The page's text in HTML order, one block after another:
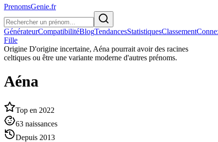
PrenomsGenie.fr
GénérateurCompatibilitéBlogTendancesStatistiquesClassement
Fille
Origine D'origine incertaine, Aéna pourrait avoir des racines
celtiques ou être une variante moderne d'autres prénoms.
Aéna
Top en 2022
63 naissances
Depuis 2013